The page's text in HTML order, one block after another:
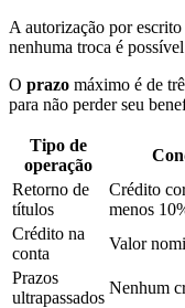
A autorização por
nenhuma troca é
O prazo máximo é de
para não perder seu
Tipo de
operação
Retorno de
títulos
Crédito
menos
Crédito na
conta
Valor
Prazos
ultrapassados
Nenhum